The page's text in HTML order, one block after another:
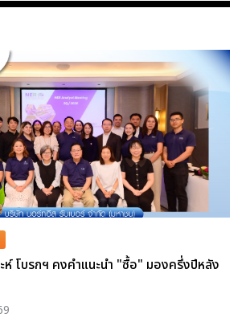
ห์ โบรกฯ คงคำแนะนำ "ซื้อ" มองครึ่งปีหลัง